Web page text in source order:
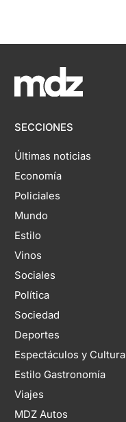
SECCIONES
Últimas noticias
Economía
Policiales
Mundo
Estilo
Vinos
Sociales
Política
Sociedad
Deportes
Espectáculos y Cultura
Estilo Gastronomía
Viajes
MDZ Autos